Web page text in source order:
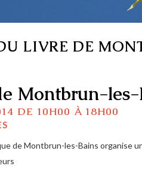
LIVRE DE
Montbrun-
DE 10H00 À 18H00
de Montbrun-les-Bains